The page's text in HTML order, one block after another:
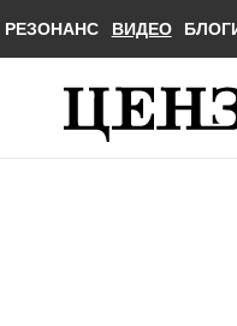
РЕЗОНАНС ВИДЕО